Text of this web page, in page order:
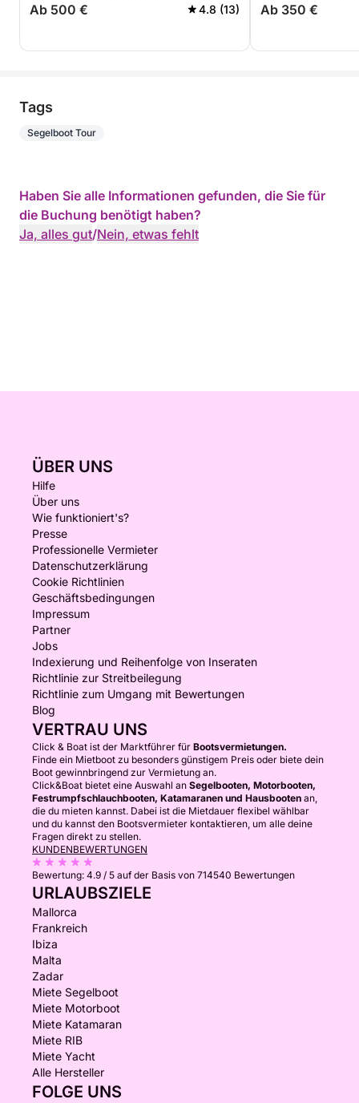
Ab 500 € 4.8 (13) Ab 350 €
Tags
Segelboot Tour
Haben Sie alle Informationen gefunden, die Sie für
die Buchung benötigt haben?
Ja, alles gut/Nein, etwas fehlt
ÜBER UNS
Hilfe
Über uns
Wie funktioniert's?
Presse
Professionelle Vermieter
Datenschutzerklärung
Cookie Richtlinien
Geschäftsbedingungen
Impressum
Partner
Jobs
Indexierung und Reihenfolge von Inseraten
Richtlinie zur Streitbeilegung
Richtlinie zum Umgang mit Bewertungen
Blog
VERTRAU UNS
Click & Boat ist der Marktführer für Bootsvermietungen.
Finde ein Mietboot zu besonders günstigem Preis oder biete dein
Boot gewinnbringend zur Vermietung an.
Click&Boat bietet eine Auswahl an Segelbooten, Motorbooten,
Festrumpfschlauchbooten, Katamaranen und Hausbooten an,
die du mieten kannst. Dabei ist die Mietdauer flexibel wählbar
und du kannst den Bootsvermieter kontaktieren, um alle deine
Fragen direkt zu stellen.
KUNDENBEWERTUNGEN
Bewertung: 4.9 / 5 auf der Basis von 714540 Bewertungen
URLAUBSZIELE
Mallorca
Frankreich
Ibiza
Malta
Zadar
Miete Segelboot
Miete Motorboot
Miete Katamaran
Miete RIB
Miete Yacht
Alle Hersteller
FOLGE UNS